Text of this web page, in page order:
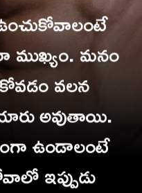
మనం
వలన
అవుతాయి.
ఉండాలంటే
ఇప్పుడు